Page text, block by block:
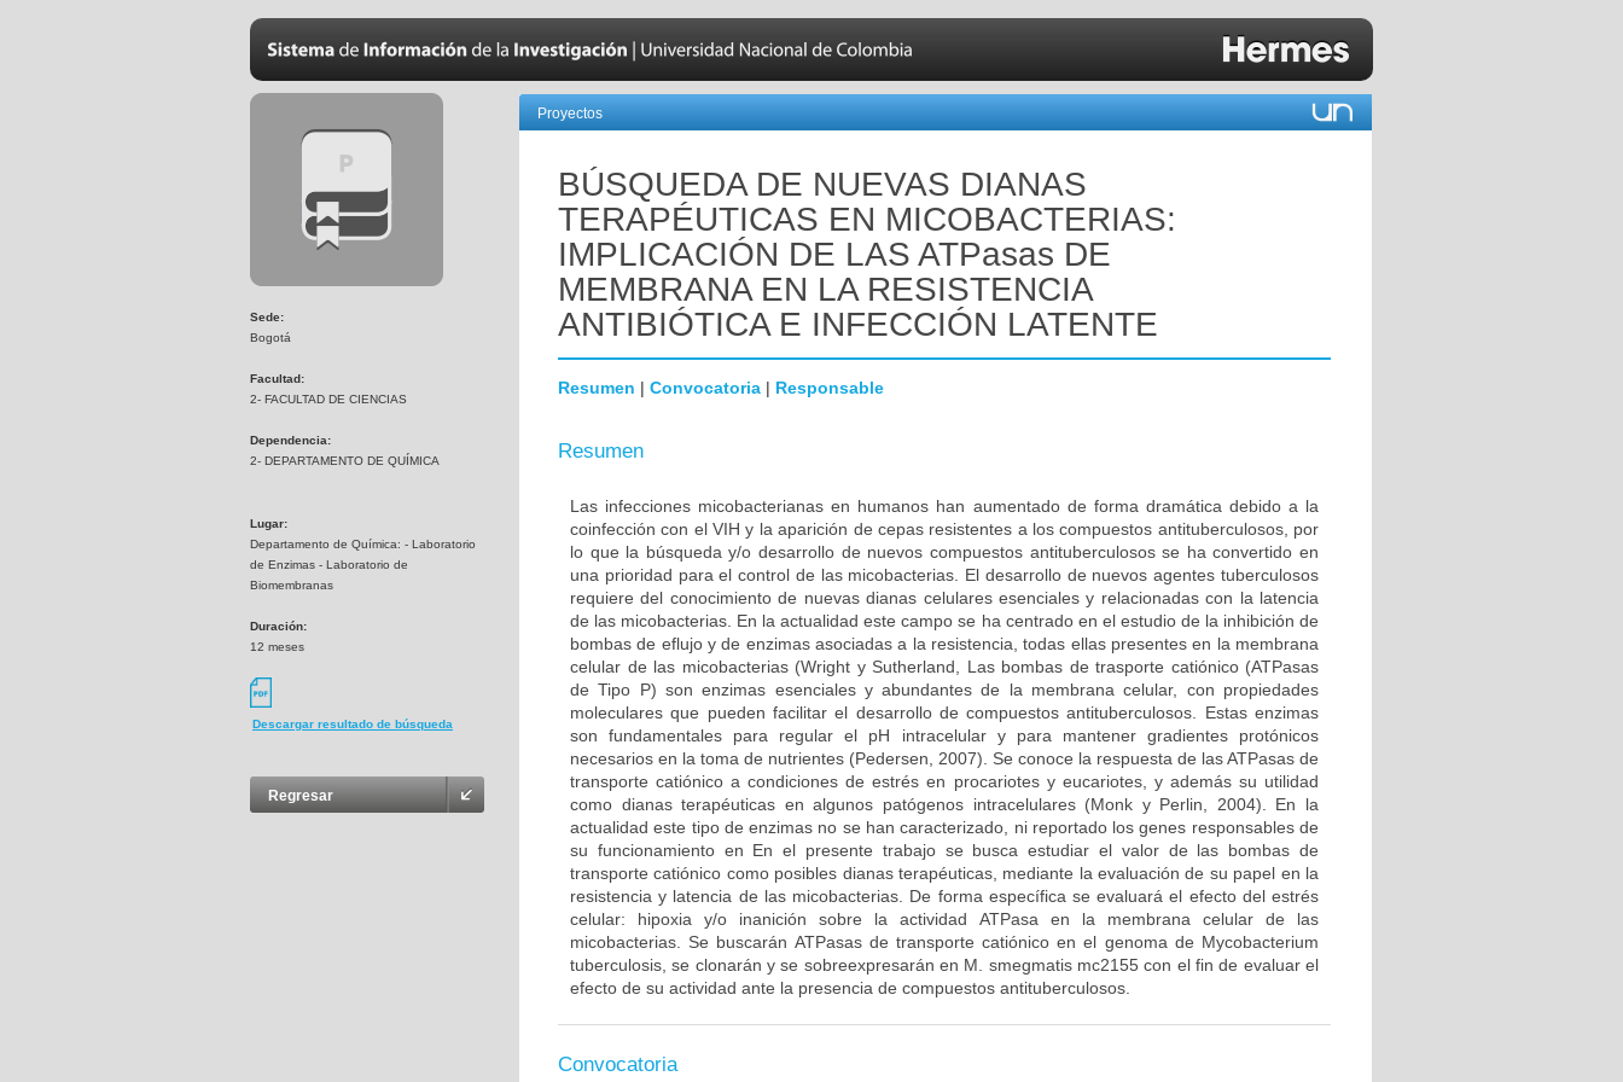
Sede:
Bogotá
Facultad:
2- FACULTAD DE CIENCIAS
Dependencia:
2- DEPARTAMENTO DE QUÍMICA
Lugar:
Departamento de Química: - Laboratorio
de Enzimas - Laboratorio de
Biomembranas
Duración:
12 meses
Descargar resultado de búsqueda
Regresar
Proyectos
BÚSQUEDA DE NUEVAS DIANAS
TERAPÉUTICAS EN MICOBACTERIAS:
IMPLICACIÓN DE LAS ATPasas DE
MEMBRANA EN LA RESISTENCIA
ANTIBIÓTICA E INFECCIÓN LATENTE
Resumen | Convocatoria | Responsable
Resumen
Las infecciones micobacterianas en humanos han aumentado de forma dramática debido a la
coinfección con el VIH y la aparición de cepas resistentes a los compuestos antituberculosos, por
lo que la búsqueda y/o desarrollo de nuevos compuestos antituberculosos se ha convertido en
una prioridad para el control de las micobacterias. El desarrollo de nuevos agentes tuberculosos
requiere del conocimiento de nuevas dianas celulares esenciales y relacionadas con la latencia
de las micobacterias. En la actualidad este campo se ha centrado en el estudio de la inhibición de
bombas de eflujo y de enzimas asociadas a la resistencia, todas ellas presentes en la membrana
celular de las micobacterias (Wright y Sutherland, Las bombas de trasporte catiónico (ATPasas
de Tipo P) son enzimas esenciales y abundantes de la membrana celular, con propiedades
moleculares que pueden facilitar el desarrollo de compuestos antituberculosos. Estas enzimas
son fundamentales para regular el pH intracelular y para mantener gradientes protónicos
necesarios en la toma de nutrientes (Pedersen, 2007). Se conoce la respuesta de las ATPasas de
transporte catiónico a condiciones de estrés en procariotes y eucariotes, y además su utilidad
como dianas terapéuticas en algunos patógenos intracelulares (Monk y Perlin, 2004). En la
actualidad este tipo de enzimas no se han caracterizado, ni reportado los genes responsables de
su funcionamiento en En el presente trabajo se busca estudiar el valor de las bombas de
transporte catiónico como posibles dianas terapéuticas, mediante la evaluación de su papel en la
resistencia y latencia de las micobacterias. De forma específica se evaluará el efecto del estrés
celular: hipoxia y/o inanición sobre la actividad ATPasa en la membrana celular de las
micobacterias. Se buscarán ATPasas de transporte catiónico en el genoma de Mycobacterium
tuberculosis, se clonarán y se sobreexpresarán en M. smegmatis mc2155 con el fin de evaluar el
efecto de su actividad ante la presencia de compuestos antituberculosos.
Convocatoria